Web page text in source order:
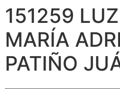
151259
MARÍA
PATIÑO